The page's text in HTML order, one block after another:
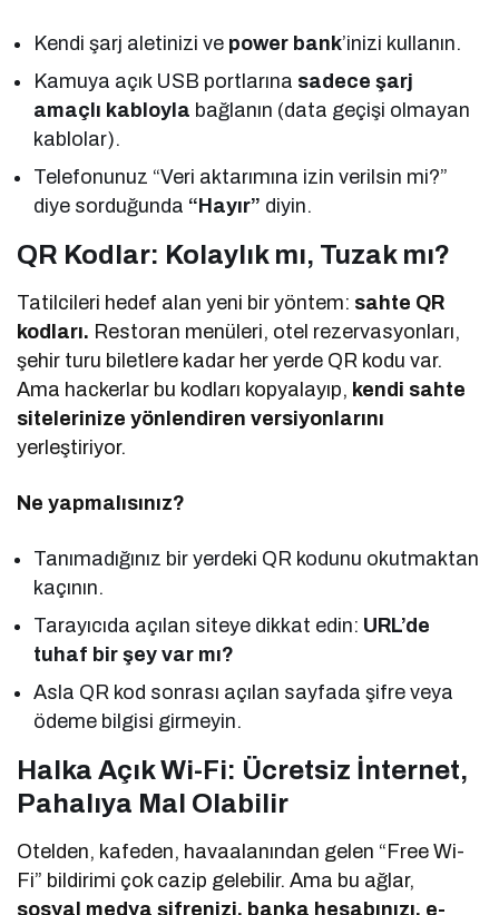
Kendi şarj aletinizi ve power bank’inizi kullanın.
Kamuya açık USB portlarına sadece şarj
amaçlı kabloyla bağlanın (data geçişi olmayan
kablolar).
Telefonunuz “Veri aktarımına izin verilsin mi?”
diye sorduğunda “Hayır” diyin.
QR Kodlar: Kolaylık mı, Tuzak mı?
Tatilcileri hedef alan yeni bir yöntem: sahte QR
kodları. Restoran menüleri, otel rezervasyonları,
şehir turu biletlere kadar her yerde QR kodu var.
Ama hackerlar bu kodları kopyalayıp, kendi sahte
sitelerinize yönlendiren versiyonlarını
yerleştiriyor.
Ne yapmalısınız?
Tanımadığınız bir yerdeki QR kodunu okutmaktan
kaçının.
Tarayıcıda açılan siteye dikkat edin: URL’de
tuhaf bir şey var mı?
Asla QR kod sonrası açılan sayfada şifre veya
ödeme bilgisi girmeyin.
Halka Açık Wi-Fi: Ücretsiz İnternet,
Pahalıya Mal Olabilir
Otelden, kafeden, havaalanından gelen “Free Wi-
Fi” bildirimi çok cazip gelebilir. Ama bu ağlar,
sosyal medya şifrenizi, banka hesabınızı, e-